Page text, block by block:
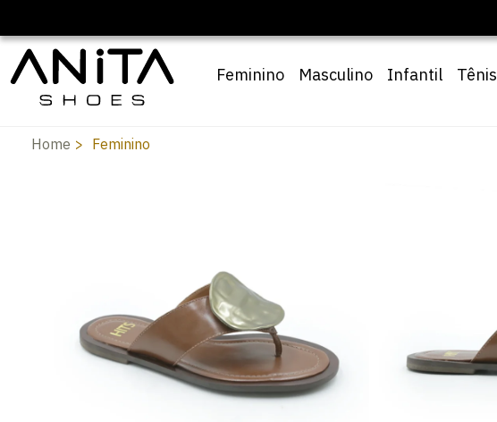
Feminino Masculino Infantil Tênis
Home Feminino